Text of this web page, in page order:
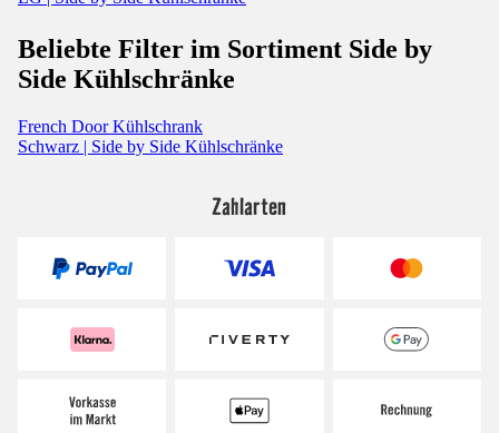
Beliebte Filter im Sortiment Side by
Side Kühlschränke
French Door Kühlschrank
Schwarz | Side by Side Kühlschränke
Zahlarten